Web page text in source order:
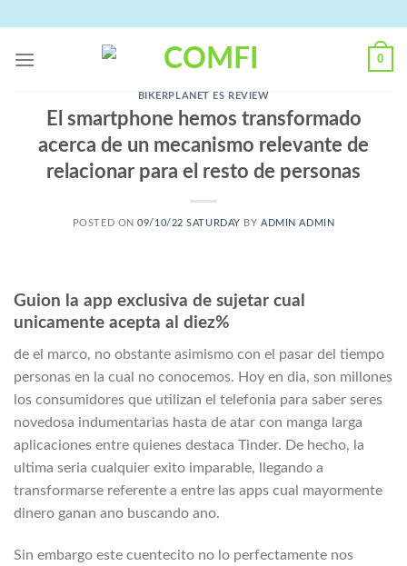
content
0
BIKERPLANET ES REVIEW
El smartphone hemos transformado
acerca de un mecanismo relevante de
relacionar para el resto de personas
POSTED ON09/10/22 SATURDAY BYADMIN ADMIN
Guion la app exclusiva de sujetar cual
unicamente acepta al diez%
de el marco, no obstante asimismo con el pasar del tiempo
personas en la cual no conocemos. Hoy en dia, son millones
los consumidores que utilizan el telefonia para saber seres
novedosa indumentarias hasta de atar con manga larga
aplicaciones entre quienes destaca Tinder. De hecho, la
ultima seri­a cualquier exito imparable, llegando a
transformarse referente a entre las apps cual mayormente
dinero ganan ano buscando ano.
Sin embargo este cuentecito no lo perfectamente nos